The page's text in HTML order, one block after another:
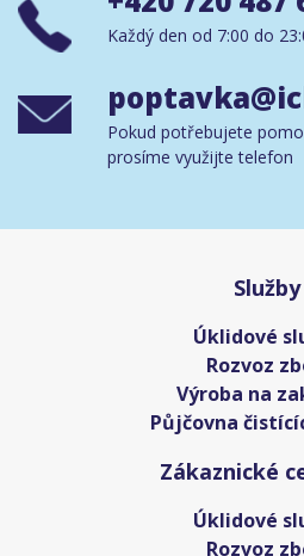
Každý den od 7:00 do
Pokud potřebujete
prosíme využijte telefon
Služby
Úklidové
Rozvoz
Výroba na
Půjčovna
Zákaznické
Úklidové
Rozvoz